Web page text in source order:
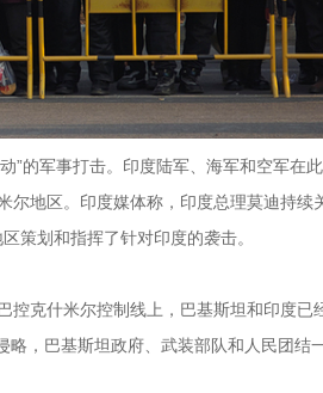
”的军事打击。印度陆军、海军和空军在
尔地区。印度媒体称，印度总理莫迪持续
策划和指挥了针对印度的袭击。
控克什米尔控制线上，巴基斯坦和印度已
略，巴基斯坦政府、武装部队和人民团结